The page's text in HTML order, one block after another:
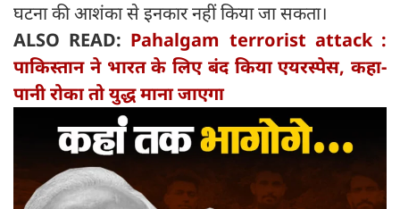
घटना की आशंका से इनकार नहीं किया जा सकता।
ALSO READ: Pahalgam terrorist attack :
पाकिस्तान ने भारत के लिए बंद किया एयरस्पेस, कहा-
पानी रोका तो युद्ध माना जाएगा